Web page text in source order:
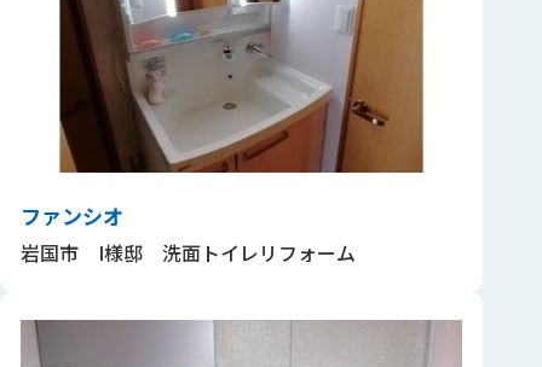
ファンシオ
岩国市 I様邸 洗面トイレリフォーム